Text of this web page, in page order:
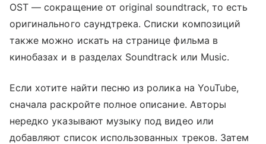
OST — сокращение от original soundtrack, то есть
оригинального саундтрека. Списки композиций
также можно искать на странице фильма в
кинобазах и в разделах Soundtrack или Music.
Если хотите найти песню из ролика на YouTube,
сначала раскройте полное описание. Авторы
нередко указывают музыку под видео или
добавляют список использованных треков. Затем